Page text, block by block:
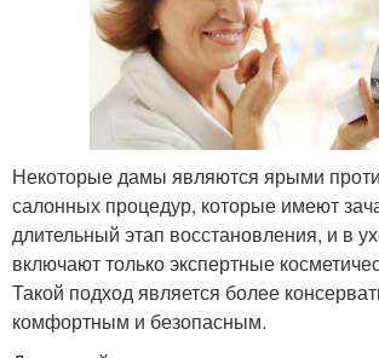
Некоторые дамы являются ярыми
салонных процедур, которые имеют
длительный этап восстановления, и в
включают только экспертные
Такой подход является более
комфортным и безопасным.